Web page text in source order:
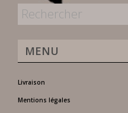
MENU
Livraison
Mentions légales